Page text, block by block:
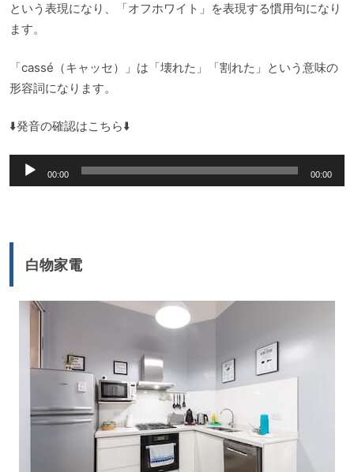
という表現になり、「オフホワイト」を表現する慣用句になり
ます。
「cassé（キャッセ）」は「壊れた」「割れた」という意味の
形容詞になります。
⬇️発音の確認はこちら⬇️
声
ー
00:00 00:00
白物家電